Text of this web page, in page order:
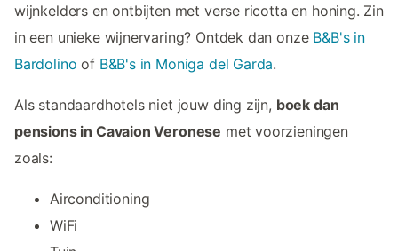
wijnkelders en ontbijten met verse ricotta en honing. Zin
in een unieke wijnervaring? Ontdek dan onze B&B's in
Bardolino of B&B's in Moniga del Garda.
Als standaardhotels niet jouw ding zijn, boek dan
pensions in Cavaion Veronese met voorzieningen
zoals:
Airconditioning
WiFi